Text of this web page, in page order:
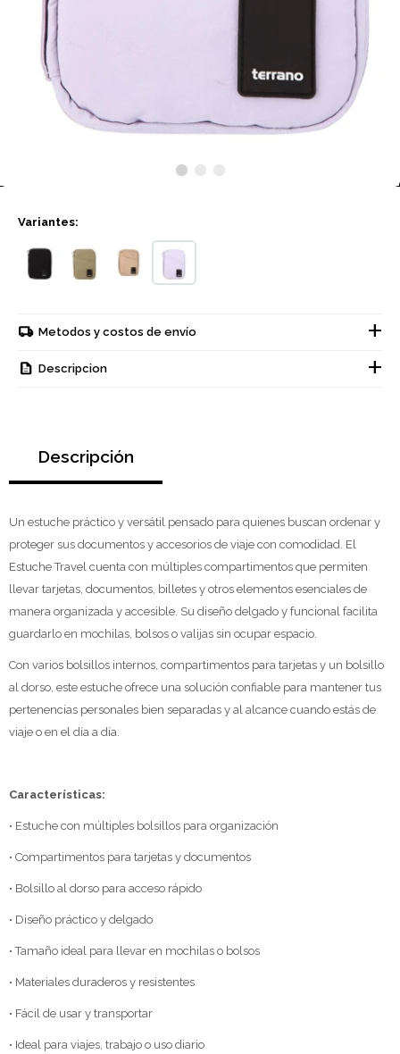
Variantes:
Metodos y costos de envío
Descripcion
Descripción
Un estuche práctico y versátil pensado para quienes buscan ordenar y
proteger sus documentos y accesorios de viaje con comodidad. El
Estuche Travel cuenta con múltiples compartimentos que permiten
llevar tarjetas, documentos, billetes y otros elementos esenciales de
manera organizada y accesible. Su diseño delgado y funcional facilita
guardarlo en mochilas, bolsos o valijas sin ocupar espacio.
Con varios bolsillos internos, compartimentos para tarjetas y un bolsillo
al dorso, este estuche ofrece una solución confiable para mantener tus
pertenencias personales bien separadas y al alcance cuando estás de
viaje o en el día a día.
Características:
• Estuche con múltiples bolsillos para organización
• Compartimentos para tarjetas y documentos
• Bolsillo al dorso para acceso rápido
• Diseño práctico y delgado
• Tamaño ideal para llevar en mochilas o bolsos
• Materiales duraderos y resistentes
• Fácil de usar y transportar
• Ideal para viajes, trabajo o uso diario